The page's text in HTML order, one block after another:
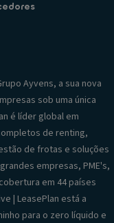
Ayvens, a sua nova
sob uma única
é líder global em
de renting,
de frotas e soluções
empresas, PME's,
em 44 países
| LeasePlan está a
para o zero líquido e